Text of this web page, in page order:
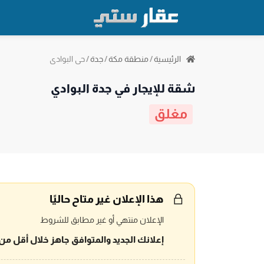
الرئيسية/منطقة مكة/جدة/حي البوادي
شقة للإيجار في جدة البوادي
مغلق
هذا الإعلان غير متاح حاليًا
الإعلان منتهي أو غير مطابق للشروط
إعلانك الجديد والمتوافق جاهز خلال أقل